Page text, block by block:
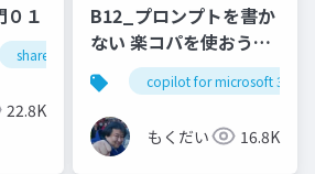
１
sharepoint再入門シリーズ
22.8K
B12_プロンプトを書か
ない 楽コパを使おう
(Microsoft 365
Copilot )
copilot for microsoft 365
もくだい 16.8K